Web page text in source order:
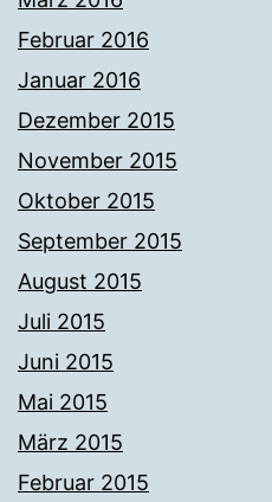
Februar 2016
Januar 2016
Dezember 2015
November 2015
Oktober 2015
September 2015
August 2015
Juli 2015
Juni 2015
Mai 2015
März 2015
Februar 2015